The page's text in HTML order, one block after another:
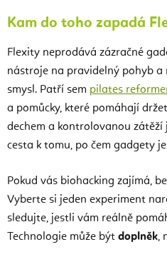
Kam do toho zapadá
Flexity neprodává zázračné
nástroje na pravidelný pohyb a
smysl. Patří sem pilates
a pomůcky, které pomáhají
dechem a kontrolovanou zátěží
cesta k tomu, po čem gadgety
Pokud vás biohacking zajímá,
Vyberte si jeden experiment
sledujte, jestli vám reálně
Technologie může být doplněk,